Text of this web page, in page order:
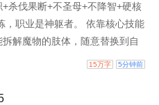
\n瞎：笑而不语\n邪：笑而不语\n
：
+杀伐果断+不圣母+不降智+硬核
，职业是神躯者。 依靠核心技能
拆解魔物的肢体，随意替换到自
肉身形态的同时，获取力量、速
对手，越级击杀，每一次都拼到
15万字 5分钟前